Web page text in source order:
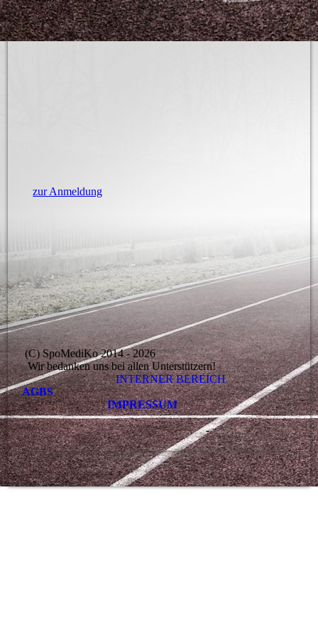
zur Anmeldung
(C) SpoMediKo 2014 - 2026
Wir bedanken uns bei allen Unterstützern!
INTERNER BEREICH
AGBS
IMPRESSUM